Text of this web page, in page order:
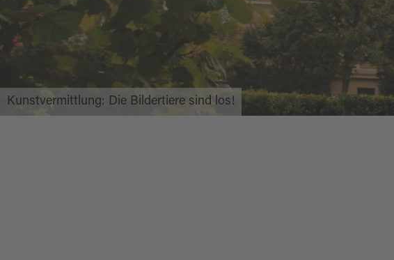
Kunstvermittlung: Die Bildertiere sind los!